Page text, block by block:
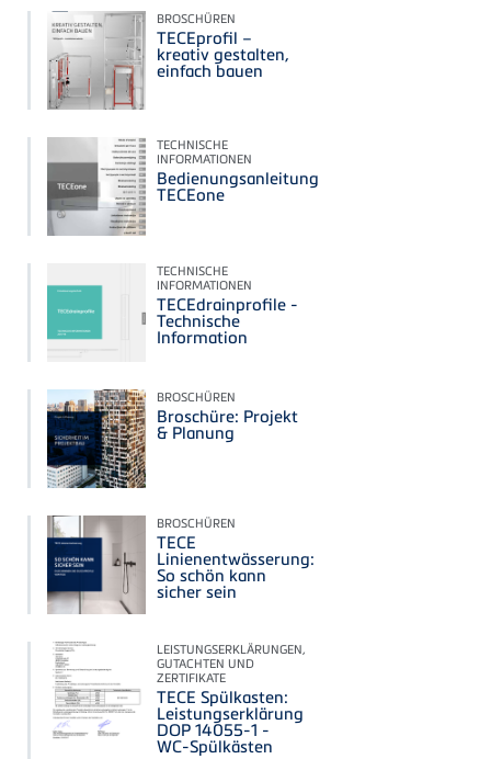
BROSCHÜREN
TECEprofil –
kreativ gestalten,
einfach bauen
TECHNISCHE
INFORMATIONEN
Bedienungsanleitung
TECEone
TECHNISCHE
INFORMATIONEN
TECEdrainprofile -
Technische
Information
BROSCHÜREN
Broschüre: Projekt
& Planung
BROSCHÜREN
TECE
Linienentwässerung:
So schön kann
sicher sein
LEISTUNGSERKLÄRUNGEN,
GUTACHTEN UND
ZERTIFIKATE
TECE Spülkasten:
Leistungserklärung
DOP 14055-1 -
WC-Spülkästen